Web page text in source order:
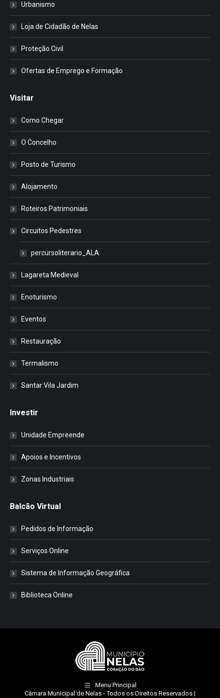
Urbanismo
Loja de Cidadão de Nelas
Proteção Civil
Ofertas de Emprego e Formação
Visitar
Como Chegar
O Concelho
Posto de Turismo
Alojamento
Roteiros Patrimoniais
Circuitos Pedestres
percursoliterario_ALA
Lagareta Medieval
Enoturismo
Eventos
Restauração
Termalismo
Santar Vila Jardim
Investir
Unidade Empreende
Apoios e Incentivos
Zonas Industriais
Balcão Virtual
Pedidos de Informação
Serviços Online
Sistema de Informação Geográfica
Biblioteca Online
Menu Principal
Câmara Municipal de Nelas - Todos os Direitos Reservados |